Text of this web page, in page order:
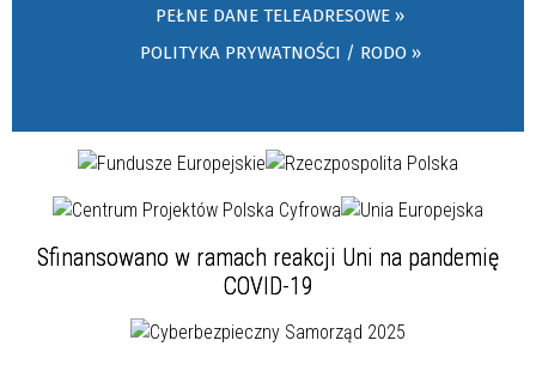
PEŁNE DANE TELEADRESOWE »
POLITYKA PRYWATNOŚCI / RODO »
Sfinansowano w ramach reakcji Uni na pandemię
COVID-19